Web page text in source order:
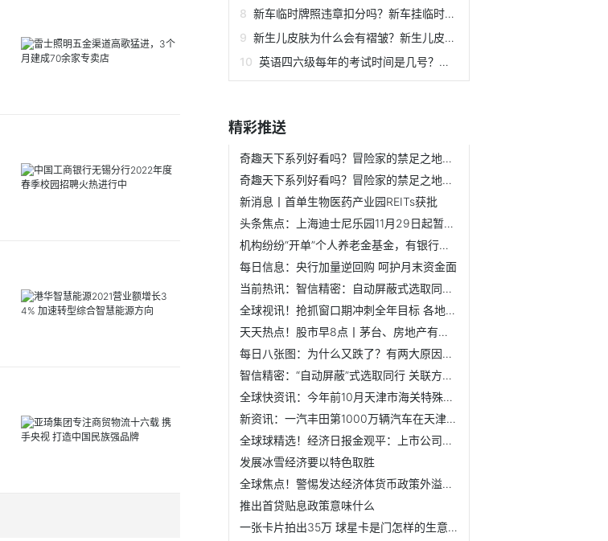
新车临时牌照违章扣分吗？新车挂临时车牌保险生效吗？
新生儿皮肤为什么会有褶皱？新生儿皮肤什么时候开始转白？
英语四六级每年的考试时间是几号？英语四六级考试费用多少钱？
精彩推送
奇趣天下系列好看吗？冒险家的禁足之地指的是什么地方？
奇趣天下系列好看吗？冒险家的禁足之地指的是什么地方？
新消息丨首单生物医药产业园REITs获批
头条焦点：上海迪士尼乐园11月29日起暂时关闭
机构纷纷“开单”个人养老金基金，有银行系公募卖了两千多万
每日信息：央行加量逆回购 呵护月末资金面
当前热讯：智信精密：自动屏蔽式选取同行 关联方存业务竞争...
全球视讯！抢抓窗口期冲刺全年目标 各地多箭齐发稳增长
天天热点！股市早8点丨茅台、房地产有大利好
每日八张图：为什么又跌了？有两大原因可以解释！今年的“跨...
智信精密：“自动屏蔽”式选取同行 关联方存业务竞争或瓜分...
全球快资讯：今年前10月天津市海关特殊监管区域进出口总值超2...
新资讯：一汽丰田第1000万辆汽车在天津下线
全球球精选！经济日报金观平：上市公司要扛起企业治理责任担当
发展冰雪经济要以特色取胜
全球焦点！警惕发达经济体货币政策外溢效应
推出首贷贴息政策意味什么
一张卡片拍出35万 球星卡是门怎样的生意？